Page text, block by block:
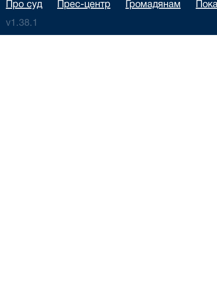
Про суд Прес-центр Громадянам
v1.38.1